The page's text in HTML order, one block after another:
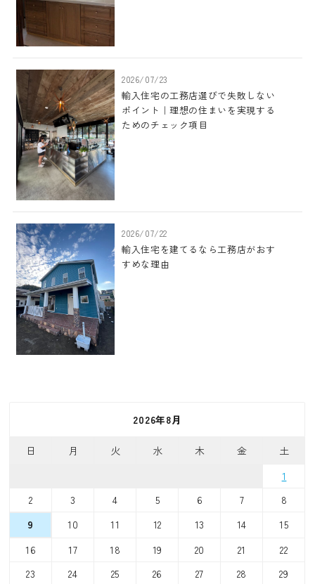
2026/07/23
輸入住宅の工務店選びで失敗しない
ポイント｜理想の住まいを実現する
ためのチェック項目
2026/07/22
輸入住宅を建てるなら工務店がおす
すめな理由
2026年8月
日 月 火 水 木 金
土
1
2
3 4 5 6 7
8
9
10 11 12 13 14
15
16
17 18 19 20 21
22
23
24 25 26 27 28 29